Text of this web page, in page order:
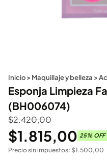
Inicio> Maquillaje y belleza >
Esponja Limpieza
(BH006074)
$2.420,00
$1.815,00 25% OFF
Precio sin impuestos: $1.500,00